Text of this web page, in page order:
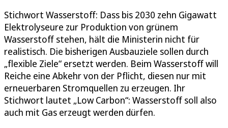
Stichwort Wasserstoff: Dass bis 2030 zehn Gigawatt
Elektrolyseure zur Produktion von grünem
Wasserstoff stehen, hält die Ministerin nicht für
realistisch. Die bisherigen Ausbauziele sollen durch
„flexible Ziele“ ersetzt werden. Beim Wasserstoff will
Reiche eine Abkehr von der Pflicht, diesen nur mit
erneuerbaren Stromquellen zu erzeugen. Ihr
Stichwort lautet „Low Carbon“: Wasserstoff soll also
auch mit Gas erzeugt werden dürfen.